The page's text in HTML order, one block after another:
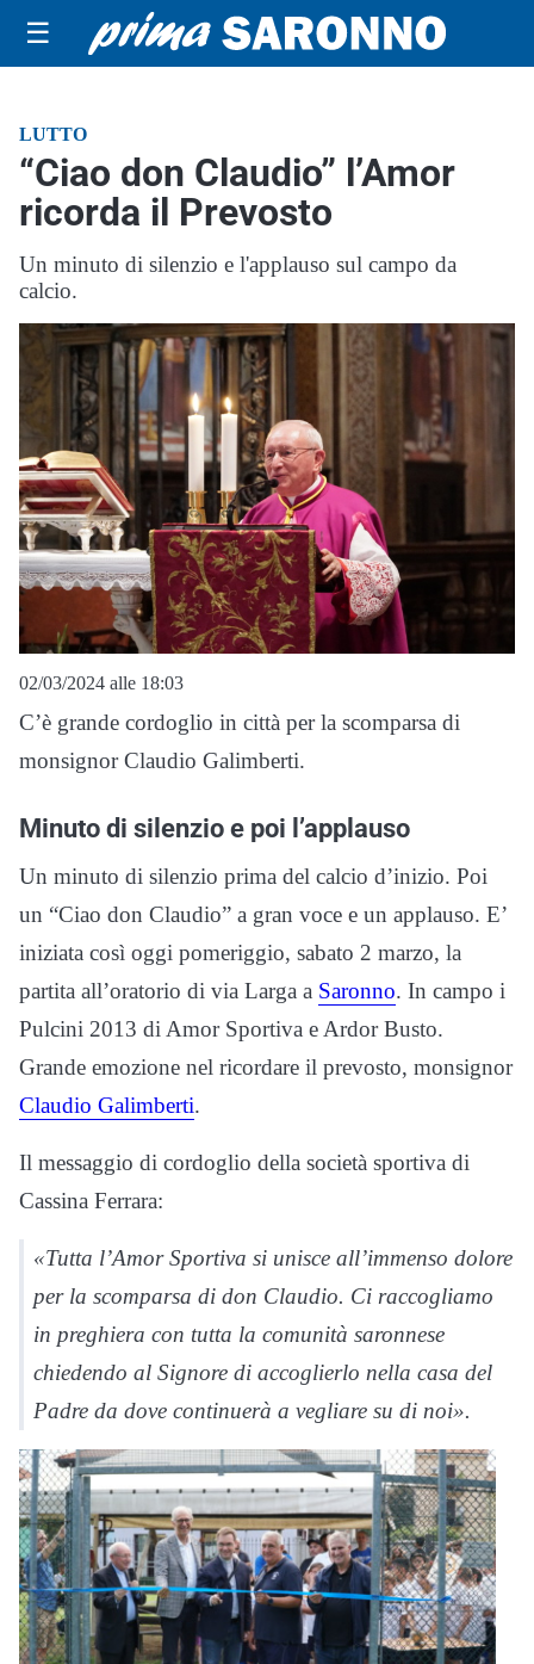
☰
LUTTO
“Ciao don Claudio” l’Amor
ricorda il Prevosto
Un minuto di silenzio e l'applauso sul campo da
calcio.
02/03/2024 alle 18:03
C’è grande cordoglio in città per la scomparsa di
monsignor Claudio Galimberti.
Minuto di silenzio e poi l’applauso
Un minuto di silenzio prima del calcio d’inizio. Poi
un “Ciao don Claudio” a gran voce e un applauso. E’
iniziata così oggi pomeriggio, sabato 2 marzo, la
partita all’oratorio di via Larga a Saronno. In campo i
Pulcini 2013 di Amor Sportiva e Ardor Busto.
Grande emozione nel ricordare il prevosto, monsignor
Claudio Galimberti.
Il messaggio di cordoglio della società sportiva di
Cassina Ferrara:
«Tutta l’Amor Sportiva si unisce all’immenso dolore
per la scomparsa di don Claudio. Ci raccogliamo
in preghiera con tutta la comunità saronnese
chiedendo al Signore di accoglierlo nella casa del
Padre da dove continuerà a vegliare su di noi».